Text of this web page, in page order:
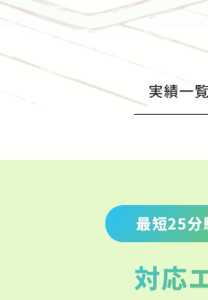
実績一
最短25分
対応